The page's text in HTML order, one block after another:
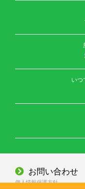
いつ
お問い合わせ
個人情報保護方針